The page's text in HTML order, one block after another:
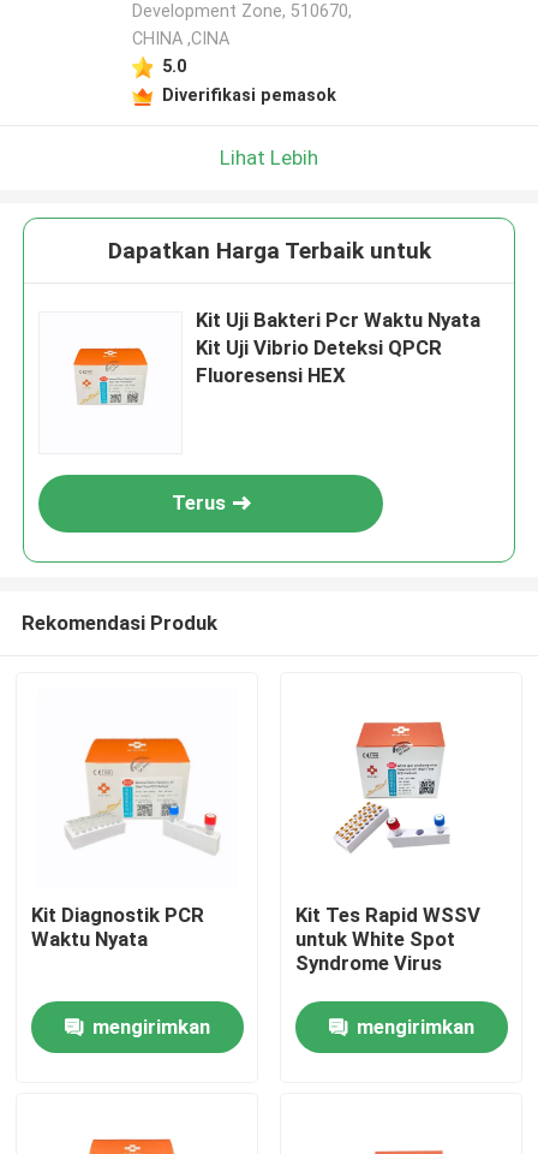
Video
Development Zone, 510670,
CHINA ,CINA
5.0
Diverifikasi pemasok
Lihat Lebih
Dapatkan Harga Terbaik untuk
Kit Uji Bakteri Pcr Waktu Nyata
Kit Uji Vibrio Deteksi QPCR
Fluoresensi HEX
Terus
Rekomendasi Produk
Kit Diagnostik PCR
Waktu Nyata
mengirimkan
Kit Tes Rapid WSSV
untuk White Spot
Syndrome Virus
mengirimkan